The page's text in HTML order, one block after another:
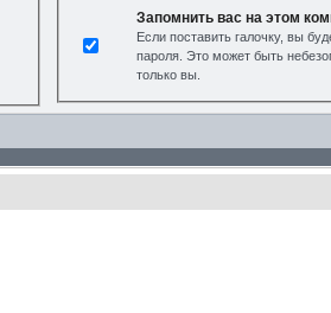
Запомнить вас на этом
Если поставить галочку, вы
пароля. Это может быть
только вы.